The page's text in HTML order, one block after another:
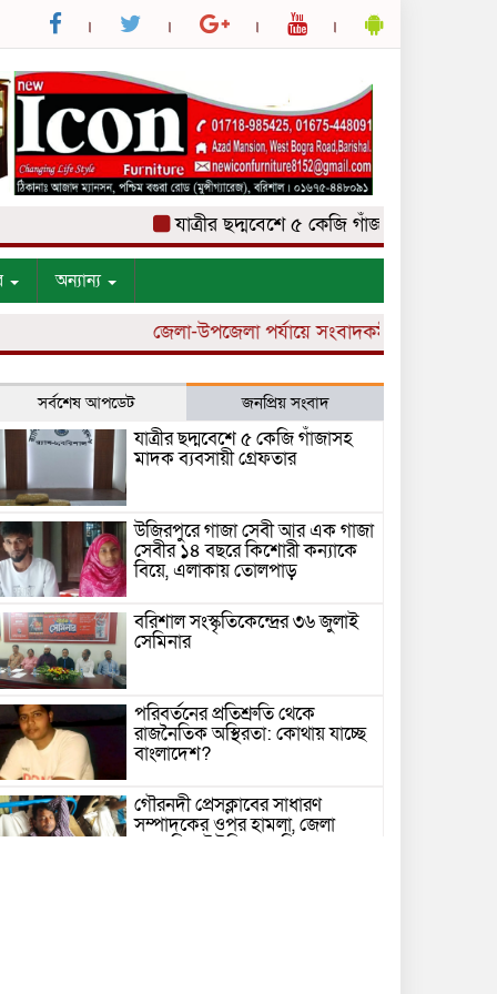
যাত্রীর ছদ্মবেশে ৫ কেজি গাঁজাসহ মাদক ব্যবসায়ী
অন্যান্য
জেলা-উপজেলা পর্যায়ে সংবাদকর্মী নিয়োগ চলছে।
সর্বশেষ আপডেট জনপ্রিয় সংবাদ
যাত্রীর ছদ্মবেশে ৫ কেজি গাঁজাসহ
মাদক ব্যবসায়ী গ্রেফতার
উজিরপুরে গাজা সেবী আর এক গাজা
সেবীর ১৪ বছরে কিশোরী কন্যাকে
বিয়ে, এলাকায় তোলপাড়
বরিশাল সংস্কৃতিকেন্দ্রের ৩৬ জুলাই
সেমিনার
পরিবর্তনের প্রতিশ্রুতি থেকে
রাজনৈতিক অস্থিরতা: কোথায় যাচ্ছে
বাংলাদেশ?
গৌরনদী প্রেসক্লাবের সাধারণ
সম্পাদকের ওপর হামলা, জেলা
সাংবাদিক ইউনিয়নের নিন্দা